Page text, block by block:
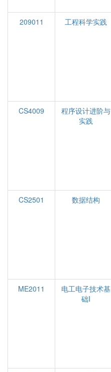
209011
工程科学实践
CS4009
程序设计进阶与
实践
CS2501
数据结构
ME2011
电工电子技术基
础I